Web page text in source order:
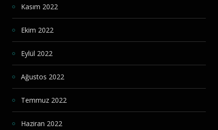
Kasım 2022
Ekim 2022
Eylül 2022
Ağustos 2022
Temmuz 2022
Haziran 2022